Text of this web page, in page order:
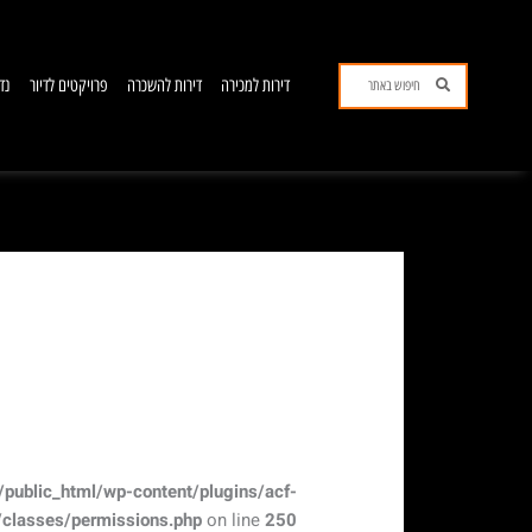
חיפושחיפוש דירות למכירה דירות להשכרה פרויקטים לדיור
wp-content/plugins/acf-
permissions.phpon line250